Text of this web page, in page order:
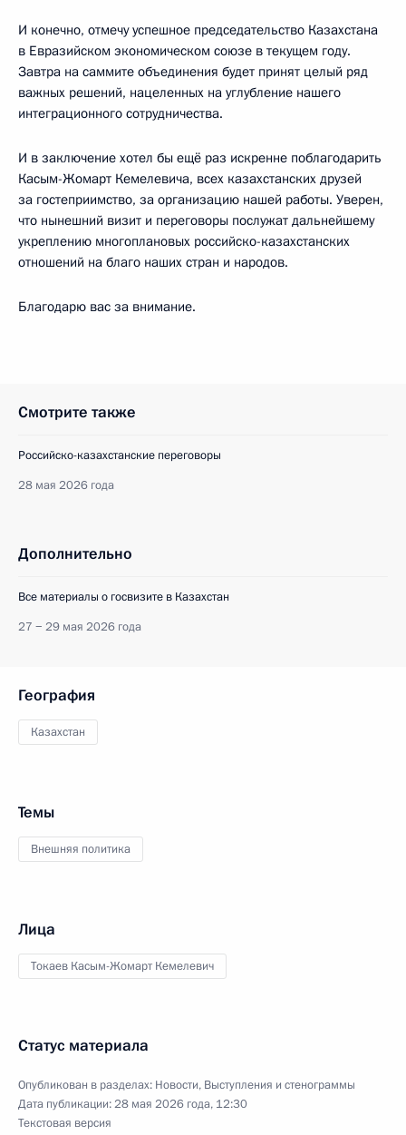
И конечно, отмечу успешное председательство Казахстана
в Евразийском экономическом союзе в текущем году.
Завтра на саммите объединения будет принят целый ряд
важных решений, нацеленных на углубление нашего
интеграционного сотрудничества.
И в заключение хотел бы ещё раз искренне поблагодарить
Касым-Жомарт Кемелевича, всех казахстанских друзей
за гостеприимство, за организацию нашей работы. Уверен,
что нынешний визит и переговоры послужат дальнейшему
укреплению многоплановых российско-казахстанских
отношений на благо наших стран и народов.
Благодарю вас за внимание.
Смотрите также
Российско-казахстанские переговоры
28 мая 2026 года
Дополнительно
Все материалы о госвизите в Казахстан
27 − 29 мая 2026 года
География
Казахстан
Темы
Внешняя политика
Лица
Токаев Касым-Жомарт Кемелевич
Статус материала
Опубликован в разделах: Новости, Выступления и стенограммы
Дата публикации:28 мая 2026 года, 12:30
Текстовая версия